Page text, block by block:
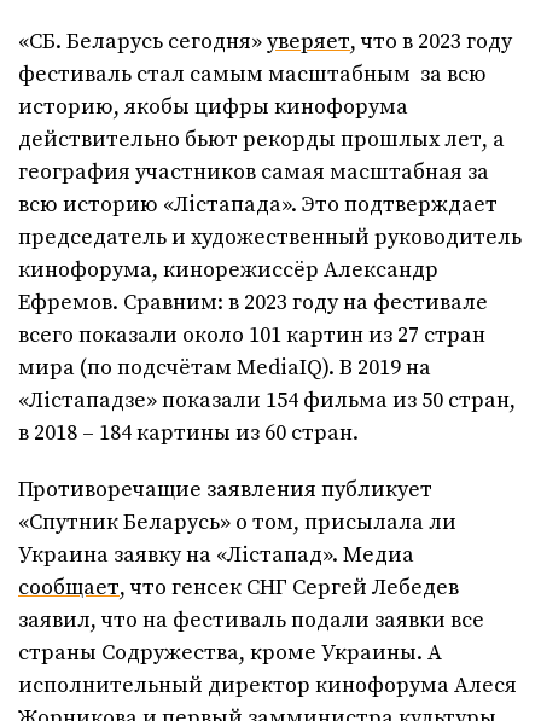
«СБ. Беларусь сегодня»уверяет, что в 2023 году
фестиваль стал самым масштабным за всю
историю, якобы цифры кинофорума
действительно бьют рекорды прошлых лет, а
география участников самая масштабная за
всю историю «Лiстапада». Это подтверждает
председатель и художественный руководитель
кинофорума, кинорежиссёр Александр
Ефремов. Сравним: в 2023 году на фестивале
всего показали около 101 картин из 27 стран
мира (по подсчётам MediaIQ). В 2019 на
«Лістападзе» показали 154 фильма из 50 стран,
в 2018 – 184 картины из 60 стран.
Противоречащие заявления публикует
«Спутник Беларусь» о том, присылала ли
Украина заявку на «Лістапад». Медиа
сообщает, что генсек СНГ Сергей Лебедев
заявил, что на фестиваль подали заявки все
страны Содружества, кроме Украины. А
исполнительный директор кинофорума Алеся